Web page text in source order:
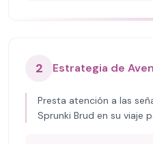
2 Estrategia de
Presta atención a las
Sprunki Brud en su viaje